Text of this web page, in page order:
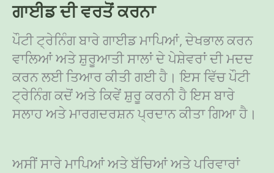
ਗਾਈਡ ਦੀ ਵਰਤੋਂ ਕਰਨਾ
ਪੌਟੀ ਟ੍ਰੇਨਿੰਗ ਬਾਰੇ ਗਾਈਡ ਮਾਪਿਆਂ, ਦੇਖਭਾਲ ਕਰਨ
ਵਾਲਿਆਂ ਅਤੇ ਸ਼ੁਰੂਆਤੀ ਸਾਲਾਂ ਦੇ ਪੇਸ਼ੇਵਰਾਂ ਦੀ ਮਦਦ
ਕਰਨ ਲਈ ਤਿਆਰ ਕੀਤੀ ਗਈ ਹੈ। ਇਸ ਵਿੱਚ ਪੌਟੀ
ਟ੍ਰੇਨਿੰਗ ਕਦੋਂ ਅਤੇ ਕਿਵੇਂ ਸ਼ੁਰੂ ਕਰਨੀ ਹੈ ਇਸ ਬਾਰੇ
ਸਲਾਹ ਅਤੇ ਮਾਰਗਦਰਸ਼ਨ ਪ੍ਰਦਾਨ ਕੀਤਾ ਗਿਆ ਹੈ।
ਅਸੀਂ ਸਾਰੇ ਮਾਪਿਆਂ ਅਤੇ ਬੱਚਿਆਂ ਅਤੇ ਪਰਿਵਾਰਾਂ